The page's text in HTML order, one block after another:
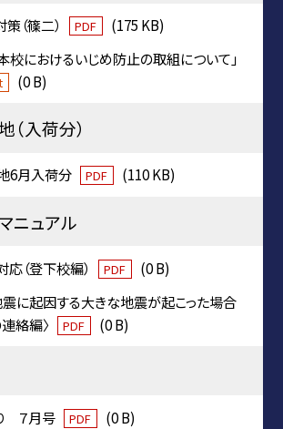
（篠二） PDF
(175 KB)
校におけるいじめ防止の取組について」
(0 B)
入荷分）
6月入荷分 PDF (110 KB)
ニュアル
（登下校編） PDF
(0 B)
震に起因する大きな地震が起こった場合
絡編〉
PDF (0 B)
７月号 PDF (0 B)